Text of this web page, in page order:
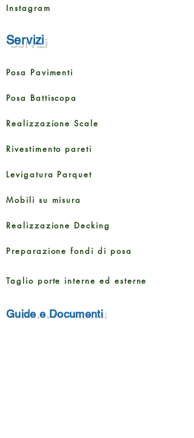
Instagram
Servizi
Posa Pavimenti
Posa Battiscopa
Realizzazione Scale
Rivestimento pareti
Levigatura Parquet
Mobili su misura
Realizzazione Decking
Preparazione fondi di posa
Taglio porte interne ed esterne
Guide e Documenti